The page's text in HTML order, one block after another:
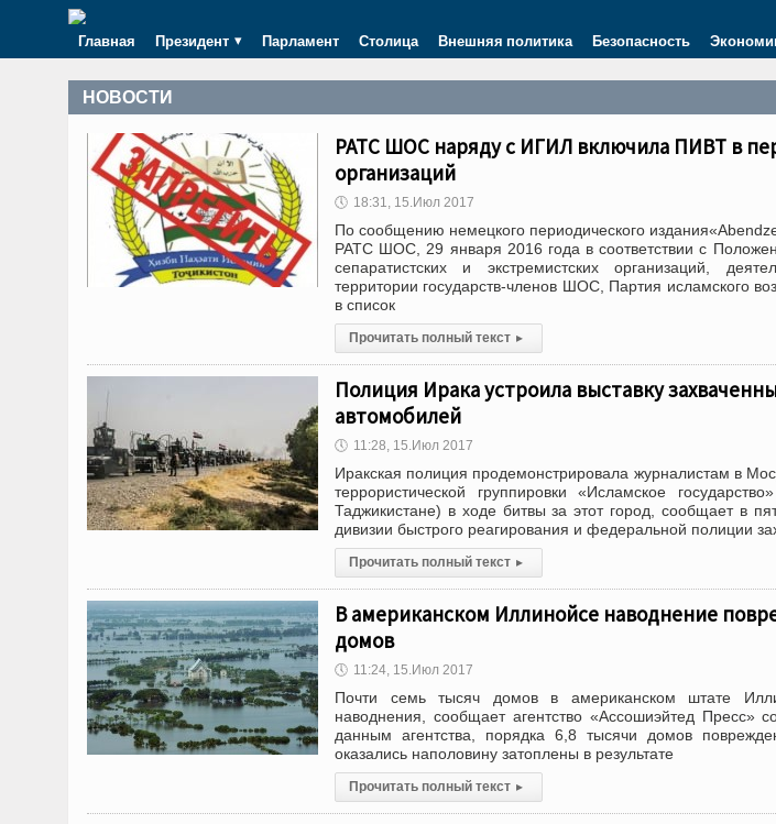
Главная Президент Парламент Столица Внешняя политика Безопасность
НОВОСТИ
РАТС ШОС наряду с ИГИЛ включила ПИВТ в
организаций
🕔 18:31, 15.Июл 2017
По сообщению немецкого периодического
РАТС ШОС, 29 января 2016 года в соответствии с
сепаратистских и экстремистских организаций,
территории государств-членов ШОС, Партия исламского
в список
Прочитать полный текст ▸
Полиция Ирака устроила выставку
автомобилей
🕔 11:28, 15.Июл 2017
Иракская полиция продемонстрировала журналистам в
террористической группировки «Исламское
Таджикистане) в ходе битвы за этот город, сообщает в
дивизии быстрого реагирования и федеральной полиции
Прочитать полный текст ▸
В американском Иллинойсе наводнение
домов
🕔 11:24, 15.Июл 2017
Почти семь тысяч домов в американском штате
наводнения, сообщает агентство «Ассошиэйтед Пресс»
данным агентства, порядка 6,8 тысячи домов
оказались наполовину затоплены в результате
Прочитать полный текст ▸